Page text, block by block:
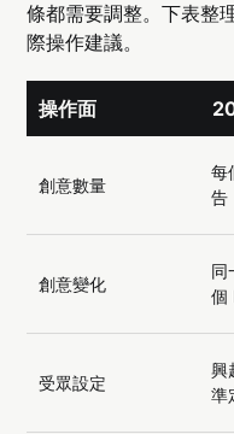
條都需要調整。下表整
際操作建議。
操作面
創意數量
每
告
創意變化
同
個
受眾設定
興
準